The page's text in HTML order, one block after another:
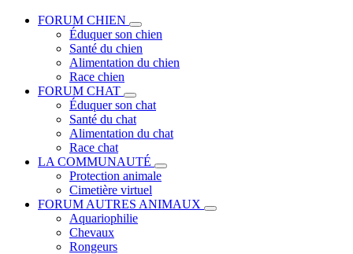
FORUM CHIEN
Éduquer son chien
Santé du chien
Alimentation du chien
Race chien
FORUM CHAT
Éduquer son chat
Santé du chat
Alimentation du chat
Race chat
LA COMMUNAUTÉ
Protection animale
Cimetière virtuel
FORUM AUTRES ANIMAUX
Aquariophilie
Chevaux
Rongeurs